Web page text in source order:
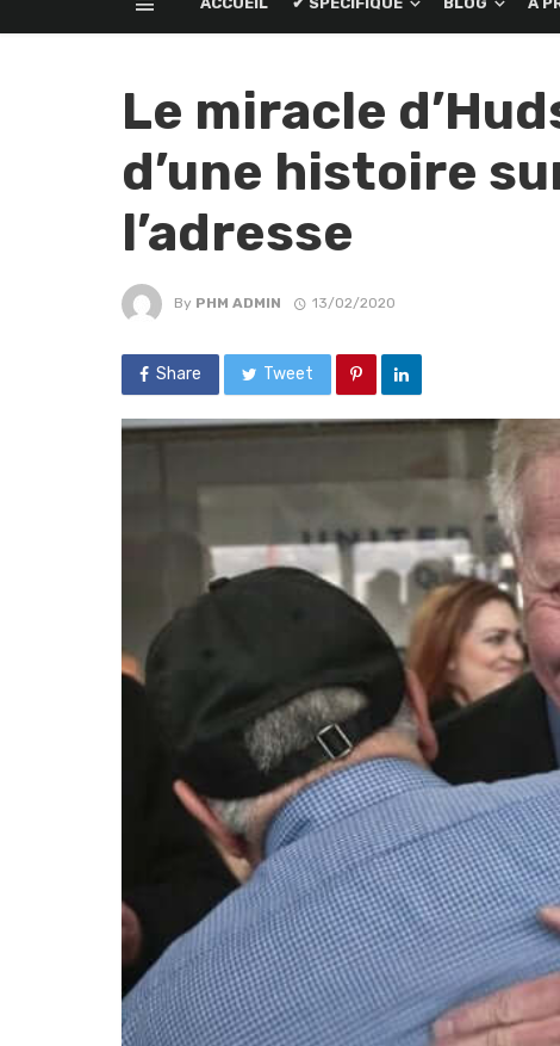
Le miracle
d’une histoire
l’adresse
By PHM ADMIN 13/02/2020
Share Tweet